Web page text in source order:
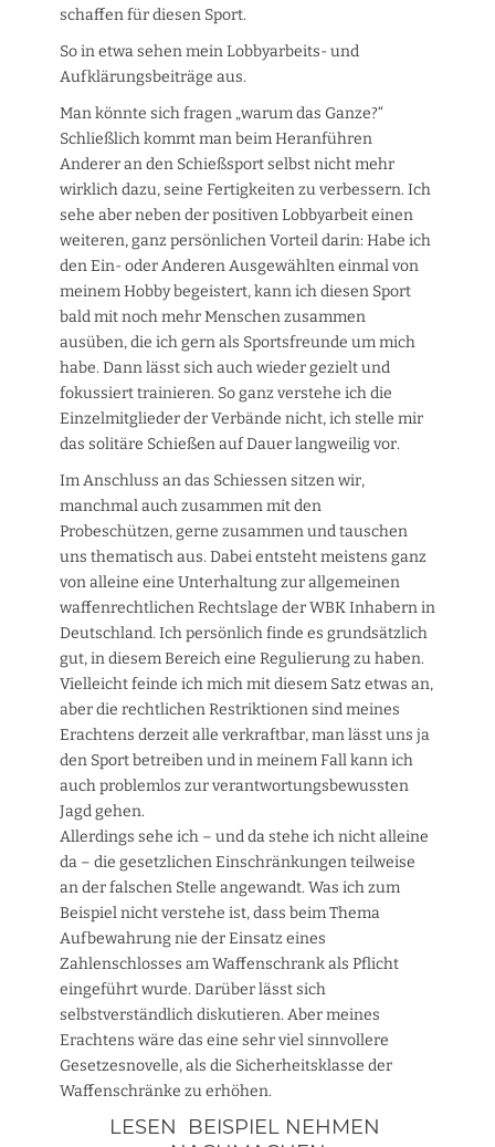
schaffen für diesen Sport.
So in etwa sehen mein Lobbyarbeits- und
Aufklärungsbeiträge aus.
Man könnte sich fragen „warum das Ganze?“
Schließlich kommt man beim Heranführen
Anderer an den Schießsport selbst nicht mehr
wirklich dazu, seine Fertigkeiten zu verbessern. Ich
sehe aber neben der positiven Lobbyarbeit einen
weiteren, ganz persönlichen Vorteil darin: Habe ich
den Ein- oder Anderen Ausgewählten einmal von
meinem Hobby begeistert, kann ich diesen Sport
bald mit noch mehr Menschen zusammen
ausüben, die ich gern als Sportsfreunde um mich
habe. Dann lässt sich auch wieder gezielt und
fokussiert trainieren. So ganz verstehe ich die
Einzelmitglieder der Verbände nicht, ich stelle mir
das solitäre Schießen auf Dauer langweilig vor.
Im Anschluss an das Schiessen sitzen wir,
manchmal auch zusammen mit den
Probeschützen, gerne zusammen und tauschen
uns thematisch aus. Dabei entsteht meistens ganz
von alleine eine Unterhaltung zur allgemeinen
waffenrechtlichen Rechtslage der WBK Inhabern in
Deutschland. Ich persönlich finde es grundsätzlich
gut, in diesem Bereich eine Regulierung zu haben.
Vielleicht feinde ich mich mit diesem Satz etwas an,
aber die rechtlichen Restriktionen sind meines
Erachtens derzeit alle verkraftbar, man lässt uns ja
den Sport betreiben und in meinem Fall kann ich
auch problemlos zur verantwortungsbewussten
Jagd gehen.
Allerdings sehe ich – und da stehe ich nicht alleine
da – die gesetzlichen Einschränkungen teilweise
an der falschen Stelle angewandt. Was ich zum
Beispiel nicht verstehe ist, dass beim Thema
Aufbewahrung nie der Einsatz eines
Zahlenschlosses am Waffenschrank als Pflicht
eingeführt wurde. Darüber lässt sich
selbstverständlich diskutieren. Aber meines
Erachtens wäre das eine sehr viel sinnvollere
Gesetzesnovelle, als die Sicherheitsklasse der
Waffenschränke zu erhöhen.
LESEN
BEISPIEL NEHMEN